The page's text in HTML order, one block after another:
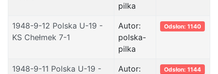
pilka
1948-9-12 Polska U-19 -
KS Chełmek 7-1
Autor:
polska-
pilka
Odsłon: 1140
1948-9-11 Polska U-19 -
Autor:
Odsłon: 1144